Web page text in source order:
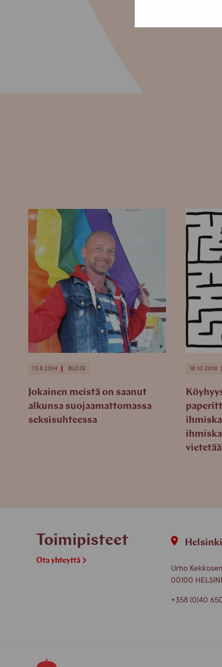
13.8.2014 BLOGI
Jokainen meistä on saanut
alkunsa suojaamattomassa
seksisuhteessa
18.10.2018
Toimipisteet
Ota yhteyttä
Helsinki
Urho
00100
+358 (0)40